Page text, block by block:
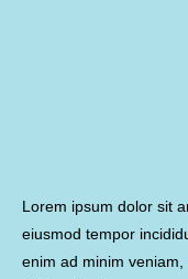
Lorem ipsum dolor sit
eiusmod tempor
enim ad minim